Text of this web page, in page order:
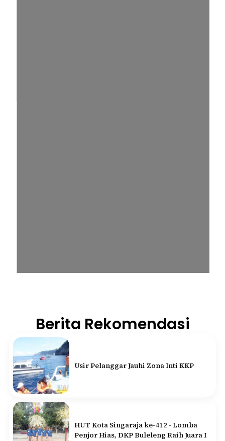
Berita Rekomendasi
Usir Pelanggar Jauhi Zona Inti KKP
HUT Kota Singaraja ke-412 - Lomba
Penjor Hias, DKP Buleleng Raih Juara I